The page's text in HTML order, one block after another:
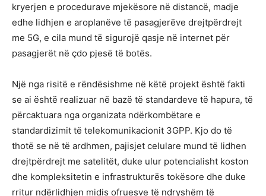
kryerjen e procedurave mjekësore në distancë, madje
edhe lidhjen e aroplanëve të pasagjerëve drejtpërdrejt
me 5G, e cila mund të sigurojë qasje në internet për
pasagjerët në çdo pjesë të botës.
Një nga risitë e rëndësishme në këtë projekt është fakti
se ai është realizuar në bazë të standardeve të hapura, të
përcaktuara nga organizata ndërkombëtare e
standardizimit të telekomunikacionit 3GPP. Kjo do të
thotë se në të ardhmen, pajisjet celulare mund të lidhen
drejtpërdrejt me satelitët, duke ulur potencialisht koston
dhe kompleksitetin e infrastrukturës tokësore dhe duke
rritur ndërlidhjen midis ofruesve të ndryshëm të